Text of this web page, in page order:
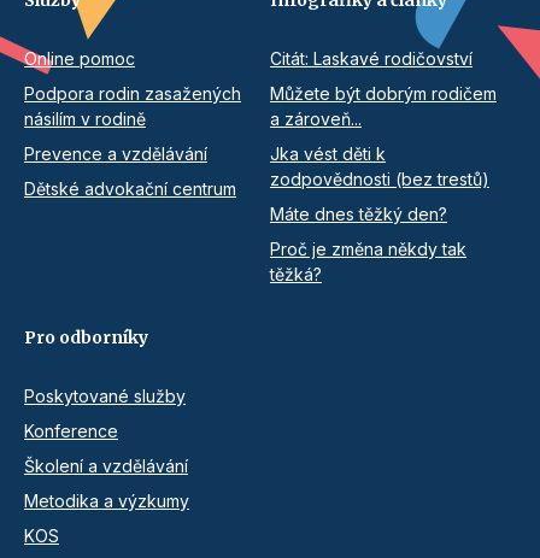
Online pomoc
Podpora rodin zasažených
násilím v rodině
Prevence a vzdělávání
Dětské advokační centrum
Citát: Laskavé rodičovství
Můžete být dobrým rodičem
a zároveň...
Jka vést děti k
zodpovědnosti (bez trestů)
Máte dnes těžký den?
Proč je změna někdy tak
těžká?
Pro odborníky
Poskytované služby
Konference
Školení a vzdělávání
Metodika a výzkumy
KOS